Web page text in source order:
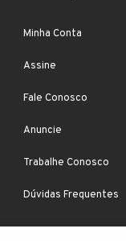
Minha Conta
Assine
Fale Conosco
Anuncie
Trabalhe Conosco
Dúvidas Frequentes